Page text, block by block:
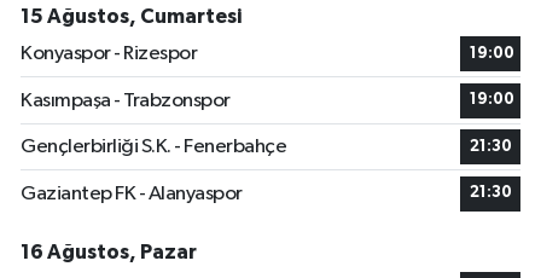
15 Ağustos, Cumartesi
Konyaspor - Rizespor
19:00
Kasımpaşa - Trabzonspor 19:00
Gençlerbirliği S.K. - Fenerbahçe 21:30
Gaziantep FK - Alanyaspor 21:30
16 Ağustos, Pazar